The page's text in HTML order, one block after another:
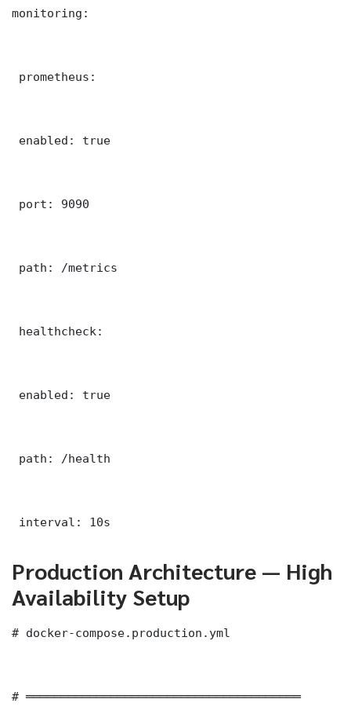
monitoring:
prometheus:
enabled: true
port: 9090
path: /metrics
healthcheck:
enabled: true
path: /health
interval: 10s
Production Architecture — High
Availability Setup
# docker-compose.production.yml
# ═══════════════════════════════════════